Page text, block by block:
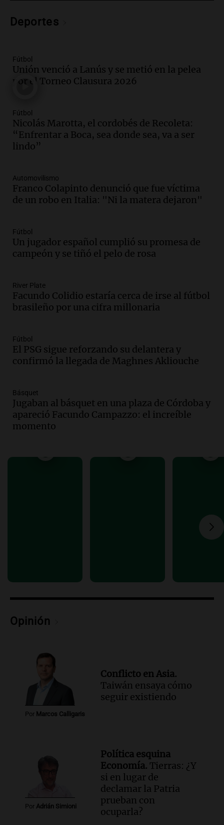
Episodios
sea, va a ser lindo”
La Cadena del Gol
Episodios
en ludopatía: “Tener el casino en la
mano es muy peligroso”
La Argentina, hoy
Episodios
sobre los parques educativos
Amamos Argentina
Episodios
traerá más lluvias y eventos extremos
durante la primavera
Informados al regreso
restablecer el servicio de electricidad
tras fuertes vientos
Panorama Federal
Audio.
los empresarios del país cree que la
economía mejorará el próximo año
Audio. Carolina Losada: "Faltó que el
oficialismo la explique mejor" sobre la
ley de propiedad privada
Informados al regreso
Audio.Debate en el Senado y protesta
Manifestación en Rosario contra
la ley de Propiedad Privada debatida en
Luis Juez cuestionó la polémica
relato mentiroso"
Episodios
Deportes
Fútbol
Unión venció a Lanús y se metió en la pelea
por el Torneo Clausura 2026
Fútbol
Nicolás Marotta, el cordobés de Recoleta:
“Enfrentar a Boca, sea donde sea, va a ser
lindo”
Automovilismo
Franco Colapinto denunció que fue víctima
de un robo en Italia: "Ni la matera dejaron"
Fútbol
Un jugador español cumplió su promesa de
campeón y se tiñó el pelo de rosa
River Plate
Facundo Colidio estaría cerca de irse al fútbol
brasileño por una cifra millonaria
Fútbol
El PSG sigue reforzando su delantera y
confirmó la llegada de Maghnes Akliouche
Básquet
Jugaban al básquet en una plaza de Córdoba y
apareció Facundo Campazzo: el increíble
momento
Opinión
Por Marcos Calligaris
Conflicto en Asia.
Taiwán ensaya cómo
seguir existiendo
Por Adrián Simioni
Política esquina
Economía. Tierras: ¿Y
si en lugar de
declamar la Patria
prueban con
ocuparla?